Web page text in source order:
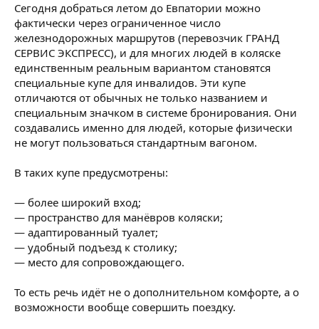
Сегодня добраться летом до Евпатории можно
фактически через ограниченное число
железнодорожных маршрутов (перевозчик ГРАНД
СЕРВИС ЭКСПРЕСС), и для многих людей в коляске
единственным реальным вариантом становятся
специальные купе для инвалидов. Эти купе
отличаются от обычных не только названием и
специальным значком в системе бронирования. Они
создавались именно для людей, которые физически
не могут пользоваться стандартным вагоном.
В таких купе предусмотрены:
— более широкий вход;
— пространство для манёвров коляски;
— адаптированный туалет;
— удобный подъезд к столику;
— место для сопровождающего.
То есть речь идёт не о дополнительном комфорте, а о
возможности вообще совершить поездку.